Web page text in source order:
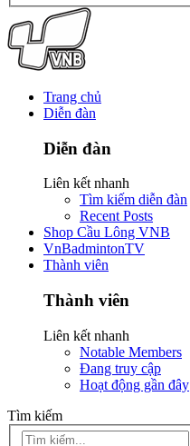
Trang chủ
Diễn đàn
Diễn đàn
Liên kết nhanh
Tìm kiếm diễn đàn
Recent Posts
Shop Cầu Lông VNB
VnBadmintonTV
Thành viên
Thành viên
Liên kết nhanh
Notable Members
Đang truy cập
Hoạt động gần đây
Tìm kiếm